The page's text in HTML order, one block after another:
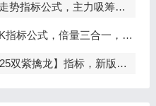
筹码集中度解析，挖掘大资金信号（副图+选股）
合一，关键起涨K线（主图+副图+选股）
、副图、选股，主力吸筹套装，手机电脑通达信通用